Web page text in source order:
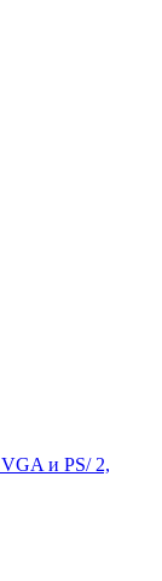
и PS/ 2,